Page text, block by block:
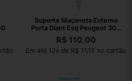
Suporte Maçaneta Externa
Porta Diant Esq Peugeot 308
2012
R$110,00
Em até 12x de R$ 11,15 no cartão